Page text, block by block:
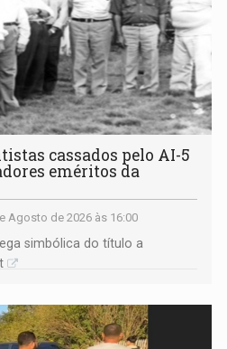
cassados pelo AI-5
eméritos da
Agosto de 2026 às 16:00
simbólica do título a